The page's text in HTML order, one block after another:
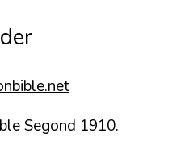
Segond 1910.